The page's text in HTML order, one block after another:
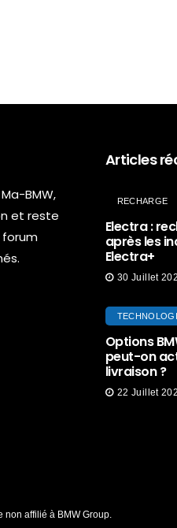
BMW,
et reste
forum
Articles
RECHARGE
Electra :
après les
Electra+
30 Juillet
Options
peut-on
livraison ?
22 Juillet
non affilié à BMW Group.